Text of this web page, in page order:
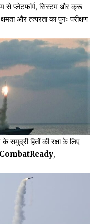
से प्लेटफॉर्म, सिस्टम और क्रू
और तत्परता का पुनः परीक्षण
समुद्री हितों की रक्षा के लिए
,